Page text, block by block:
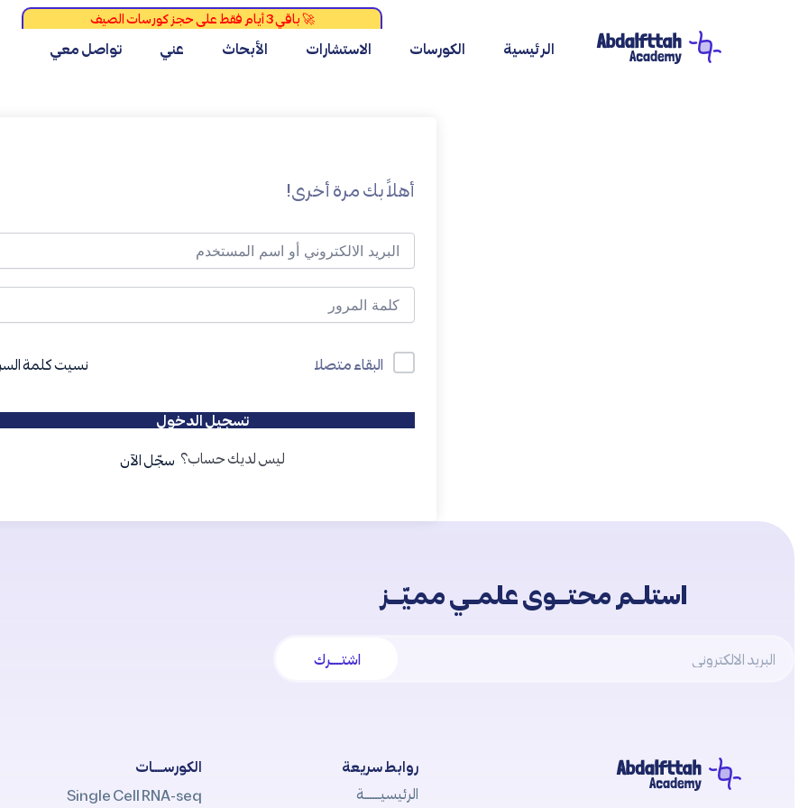
الرئيسية الكورسات الاستشارات الأبحاث عني تواصل معي
أهلاً بك مرة أخرى!
البقاء متصلا نسيت كلمة
تسجيل الدخول
ليس لديك حساب؟ سجّل الآن
استلــم محتـــوى علمــي مميّـــز
اشتــــرك
روابط سريعة
الرئيسيــــــة
الكورســــات
Single Cell RNA-seq